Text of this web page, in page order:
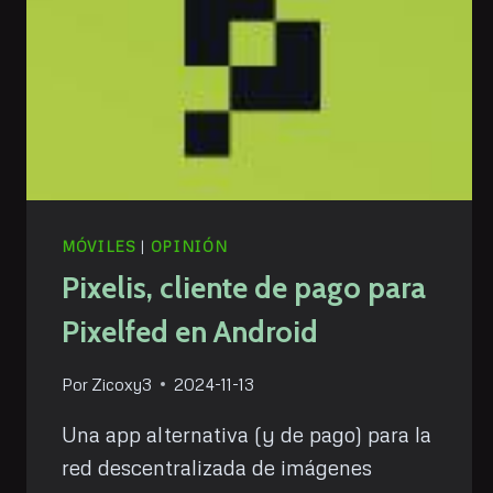
MÓVILES | OPINIÓN
Pixelis, cliente de pago para
Pixelfed en Android
Por Zicoxy3 2024-11-13
Una app alternativa (y de pago) para la
red descentralizada de imágenes